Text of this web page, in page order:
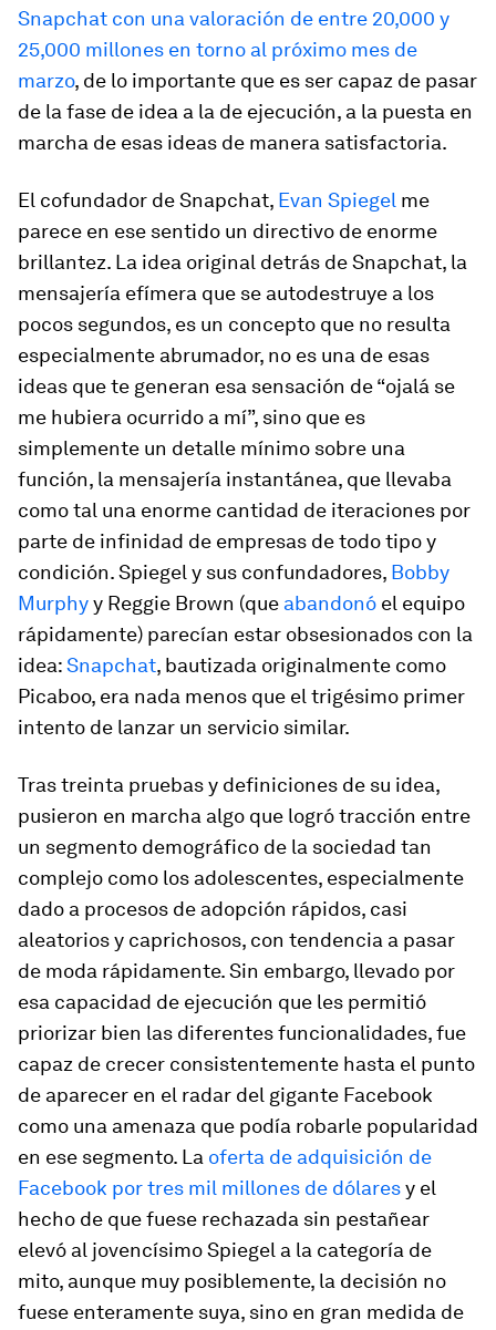
Snapchat con una valoración de entre 20,000 y
25,000 millones en torno al próximo mes de
marzo, de lo importante que es ser capaz de pasar
de la fase de idea a la de ejecución, a la puesta en
marcha de esas ideas de manera satisfactoria.
El cofundador de Snapchat, Evan Spiegel me
parece en ese sentido un directivo de enorme
brillantez. La idea original detrás de Snapchat, la
mensajería efímera que se autodestruye a los
pocos segundos, es un concepto que no resulta
especialmente abrumador, no es una de esas
ideas que te generan esa sensación de “ojalá se
me hubiera ocurrido a mí”, sino que es
simplemente un detalle mínimo sobre una
función, la mensajería instantánea, que llevaba
como tal una enorme cantidad de iteraciones por
parte de infinidad de empresas de todo tipo y
condición. Spiegel y sus confundadores, Bobby
Murphyy Reggie Brown (que abandonó el equipo
rápidamente) parecían estar obsesionados con la
idea:Snapchat, bautizada originalmente como
Picaboo, era nada menos que el trigésimo primer
intento de lanzar un servicio similar.
Tras treinta pruebas y definiciones de su idea,
pusieron en marcha algo que logró tracción entre
un segmento demográfico de la sociedad tan
complejo como los adolescentes, especialmente
dado a procesos de adopción rápidos, casi
aleatorios y caprichosos, con tendencia a pasar
de moda rápidamente. Sin embargo, llevado por
esa capacidad de ejecución que les permitió
priorizar bien las diferentes funcionalidades, fue
capaz de crecer consistentemente hasta el punto
de aparecer en el radar del gigante Facebook
como una amenaza que podía robarle popularidad
en ese segmento. La oferta de adquisición de
Facebook por tres mil millones de dólaresy el
hecho de que fuese rechazada sin pestañear
elevó al jovencísimo Spiegel a la categoría de
mito, aunque muy posiblemente, la decisión no
fuese enteramente suya, sino en gran medida de